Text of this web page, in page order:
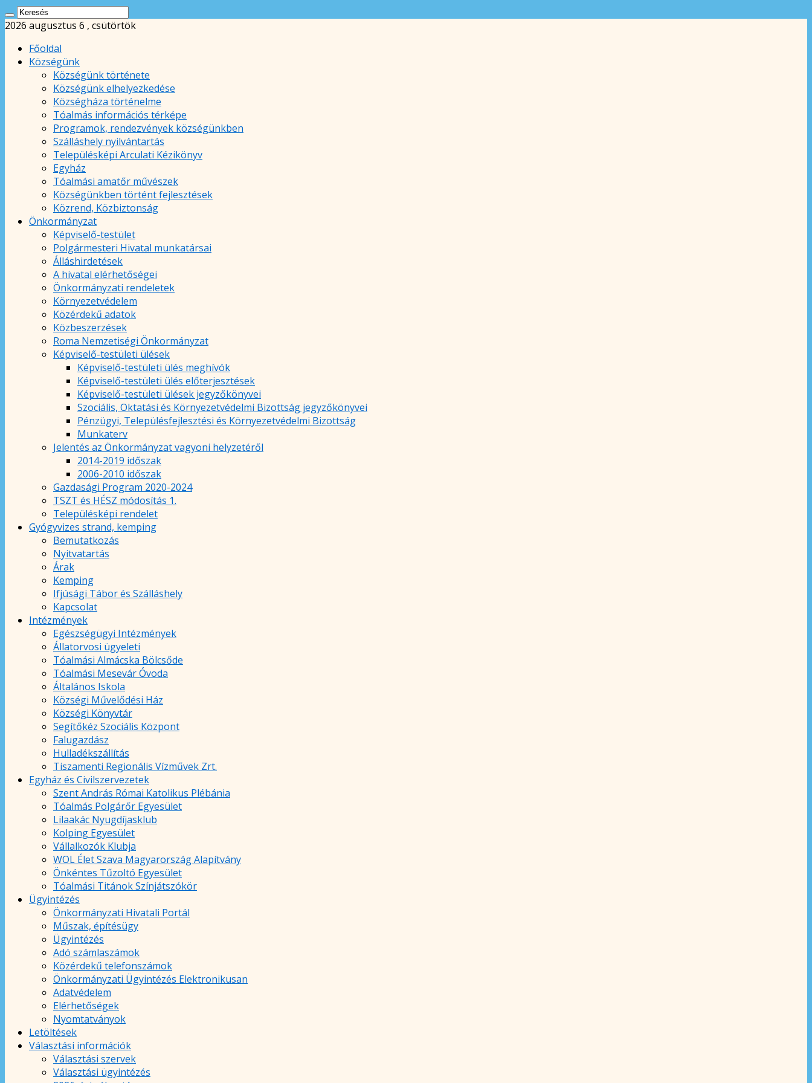
2026 augusztus 6 , csütörtök
Főoldal
Községünk
Községünk története
Községünk elhelyezkedése
Községháza történelme
Tóalmás információs térképe
Programok, rendezvények községünkben
Szálláshely nyilvántartás
Településképi Arculati Kézikönyv
Egyház
Tóalmási amatőr művészek
Községünkben történt fejlesztések
Közrend, Közbiztonság
Önkormányzat
Képviselő-testület
Polgármesteri Hivatal munkatársai
Álláshirdetések
A hivatal elérhetőségei
Önkormányzati rendeletek
Környezetvédelem
Közérdekű adatok
Közbeszerzések
Roma Nemzetiségi Önkormányzat
Képviselő-testületi ülések
Képviselő-testületi ülés meghívók
Képviselő-testületi ülés előterjesztések
Képviselő-testületi ülések jegyzőkönyvei
Szociális, Oktatási és Környezetvédelmi Bizottság jegyzőkönyvei
Pénzügyi, Településfejlesztési és Környezetvédelmi Bizottság
Munkaterv
Jelentés az Önkormányzat vagyoni helyzetéről
2014-2019 időszak
2006-2010 időszak
Gazdasági Program 2020-2024
TSZT és HÉSZ módosítás 1.
Településképi rendelet
Gyógyvizes strand, kemping
Bemutatkozás
Nyitvatartás
Árak
Kemping
Ifjúsági Tábor és Szálláshely
Kapcsolat
Intézmények
Egészségügyi Intézmények
Állatorvosi ügyeleti
Tóalmási Almácska Bölcsőde
Tóalmási Mesevár Óvoda
Általános Iskola
Községi Művelődési Ház
Községi Könyvtár
Segítőkéz Szociális Központ
Falugazdász
Hulladékszállítás
Tiszamenti Regionális Vízművek Zrt.
Egyház és Civilszervezetek
Szent András Római Katolikus Plébánia
Tóalmás Polgárőr Egyesület
Lilaakác Nyugdíjasklub
Kolping Egyesület
Vállalkozók Klubja
WOL Élet Szava Magyarország Alapítvány
Önkéntes Tűzoltó Egyesület
Tóalmási Titánok Színjátszókör
Ügyintézés
Önkormányzati Hivatali Portál
Műszak, építésügy
Ügyintézés
Adó számlaszámok
Közérdekű telefonszámok
Önkormányzati Ügyintézés Elektronikusan
Adatvédelem
Elérhetőségek
Nyomtatványok
Letöltések
Választási információk
Választási szervek
Választási ügyintézés